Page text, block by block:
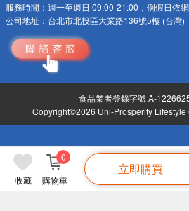
收藏 購物車
0
立即購買
服務時間： 週一至週日 09:00-21:00，例假日依
公司地址： 台北市北投區大業路136號5樓 (台灣)
食品業者登錄字號 A-
Copyright©2026 Uni-Prosperity Lifestyle